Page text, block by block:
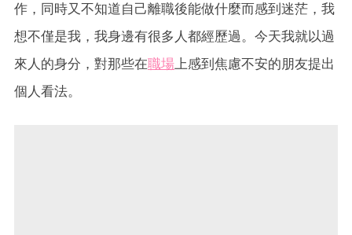
作，同時又不知道自己離職後能做什麼而感到迷茫，我
想不僅是我，我身邊有很多人都經歷過。今天我就以過
來人的身分，對那些在職場上感到焦慮不安的朋友提出
個人看法。